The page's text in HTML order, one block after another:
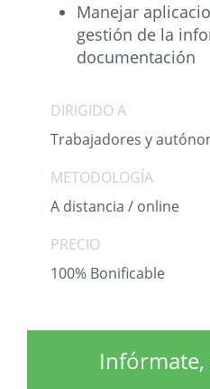
Manejar
gestión de la
documentación
DIRIGIDO A
Trabajadores y
METODOLOGÍA
A distancia / online
PRECIO
100% Bonificable
Infórmate,